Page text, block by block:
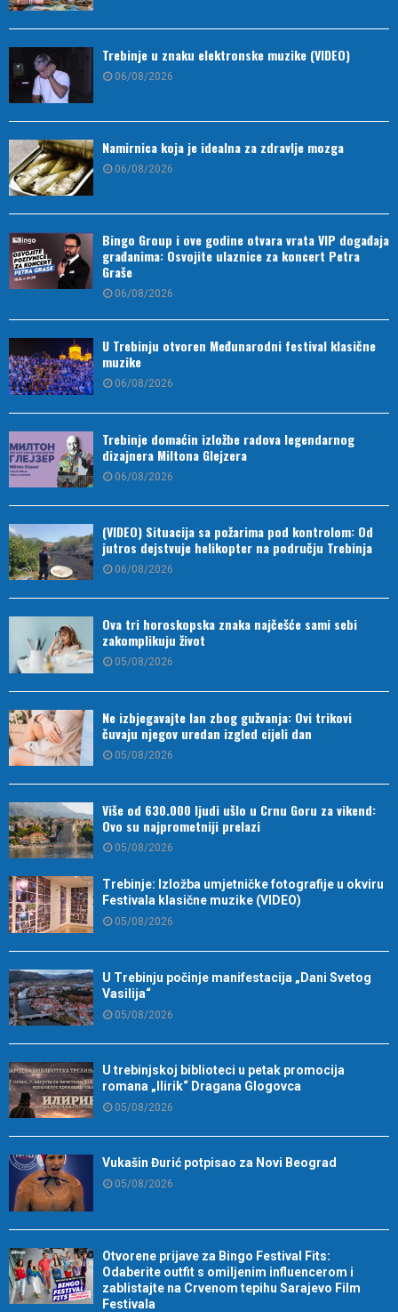
Trebinje u znaku elektronske muzike (VIDEO)
06/08/2026
Namirnica koja je idealna za zdravlje mozga
06/08/2026
Bingo Group i ove godine otvara vrata VIP događaja
građanima: Osvojite ulaznice za koncert Petra
Graše
06/08/2026
U Trebinju otvoren Međunarodni festival klasične
muzike
06/08/2026
Trebinje domaćin izložbe radova legendarnog
dizajnera Miltona Glejzera
06/08/2026
(VIDEO) Situacija sa požarima pod kontrolom: Od
jutros dejstvuje helikopter na području Trebinja
06/08/2026
Ova tri horoskopska znaka najčešće sami sebi
zakomplikuju život
05/08/2026
Ne izbjegavajte lan zbog gužvanja: Ovi trikovi
čuvaju njegov uredan izgled cijeli dan
05/08/2026
Više od 630.000 ljudi ušlo u Crnu Goru za vikend:
Ovo su najprometniji prelazi
05/08/2026
Trebinje: Izložba umjetničke fotografije u okviru
Festivala klasične muzike (VIDEO)
05/08/2026
U Trebinju počinje manifestacija „Dani Svetog
Vasilija“
05/08/2026
U trebinjskoj biblioteci u petak promocija
romana „Ilirik“ Dragana Glogovca
05/08/2026
Vukašin Đurić potpisao za Novi Beograd
05/08/2026
Otvorene prijave za Bingo Festival Fits:
Odaberite outfit s omiljenim influencerom i
zablistajte na Crvenom tepihu Sarajevo Film
Festivala